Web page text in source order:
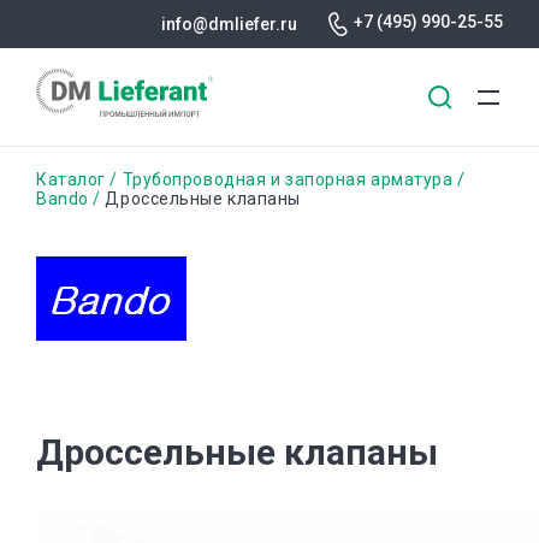
содержанию
info@dmliefer.ru +7 (495) 990-25-55
Строка
Каталог
Трубопроводная и запорная арматура
Bando
Дроссельные клапаны
Дроссельные клапаны